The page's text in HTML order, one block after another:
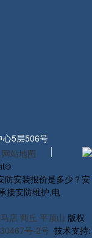
心5层506号
网站地图
防安装报价是多少？安
接安防维护,电
店 商丘 平顶山 版权
号-2号 技术支持: